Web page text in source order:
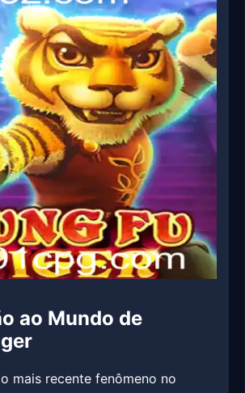
ao Mundo de
mais recente fenômeno no